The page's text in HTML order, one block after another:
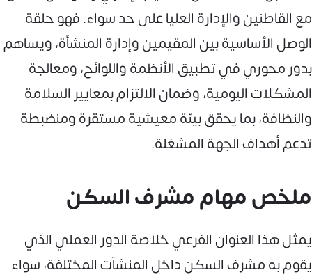
مع القاطنين والإدارة العليا على حد سواء. فهو حلقة
الوصل الأساسية بين المقيمين وإدارة المنشأة، ويساهم
بدور محوري في تطبيق الأنظمة واللوائح، ومعالجة
المشكلات اليومية، وضمان الالتزام بمعايير السلامة
والنظافة، بما يحقق بيئة معيشية مستقرة ومنضبطة
تدعم أهداف الجهة المشغلة.
ملخص مهام مشرف السكن
يمثل هذا العنوان الفرعي خلاصة الدور العملي الذي
يقوم به مشرف السكن داخل المنشآت المختلفة، سواء